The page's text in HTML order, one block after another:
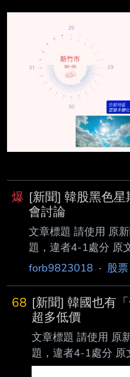
爆 [新聞] 韓股黑色
會討論
文章標題 請使用 原
題，違者4-1處分 原
題，違者4-1處分，
恐慌 原文連結： 網
連結不能點擊者板規
https://
9 發布時間： 請勿
23 17:25:21
forb9823018 · 股
68 [新聞] 韓國也有
超多低價
文章標題 請使用 原
題，違者4-1處分 原
題，違者4-1處分，